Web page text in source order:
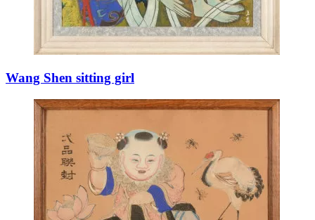
Wang Shen sitting girl